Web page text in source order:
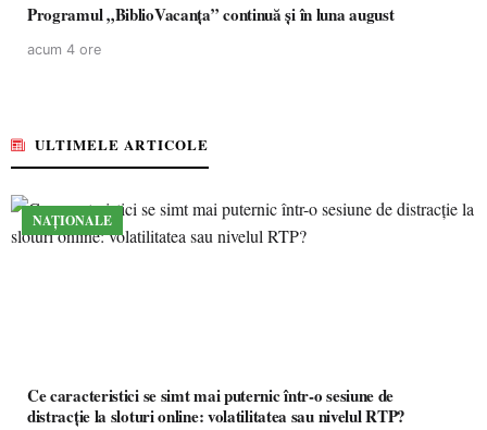
Programul „BiblioVacanța” continuă și în luna august
acum 4 ore
ULTIMELE ARTICOLE
NAȚIONALE
Ce caracteristici se simt mai puternic într-o sesiune de
distracție la sloturi online: volatilitatea sau nivelul RTP?